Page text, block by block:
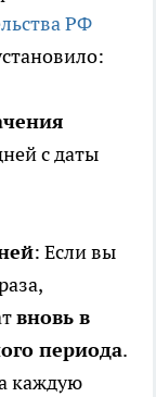
РФ
с даты
: Если вы
вновь в
периода.
каждую